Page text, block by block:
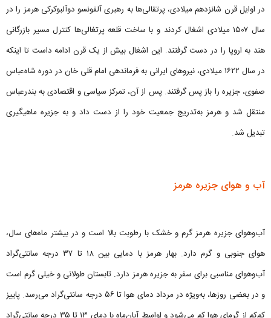
در اوایل قرن شانزدهم میلادی، پرتقالی‌ها به رهبری آلفونسو دوآلبوکرکی هرمز را در
سال ۱۵۰۷ میلادی اشغال کردند و با ساخت قلعه پرتغالی‌ها کنترل مسیر بازرگانی
هند به اروپا را در دست گرفتند. این اشغال بیش از یک قرن ادامه داست تا اینکه
در سال ۱۶۲۲ میلادی، نیروهای ایرانی به فرماندهی امام قلی خان در دوره شاه‌عباس
صفوی، جزیره را باز پس گرفتند. پس از آن، تمرکز سیاسی و اقتصادی به بندرعباس
منتقل شد و هرمز به‌تدریج جمعیت خود را از دست داد و به جزیره ماهیگیری
تبدیل شد.
آب و هوای جزیره هرمز
آب‌وهوای جزیره هرمز گرم و خشک با رطوبت بالا است و در بیشتر ماه‌های سال،
هوای جنوبی و گرم دارد. بهار هرمز با دمایی بین ۱۸ تا ۳۷ درجه سانتی‌گراد
آب‌وهوای مناسبی برای سفر به جزیره هرمز دارد. تابستان طولانی و خیلی گرم است
و در بعضی روزها، به‌ویژه در مرداد دمای هوا تا ۵۶ درجه سانتی‌گراد می‌رسد. پاییز